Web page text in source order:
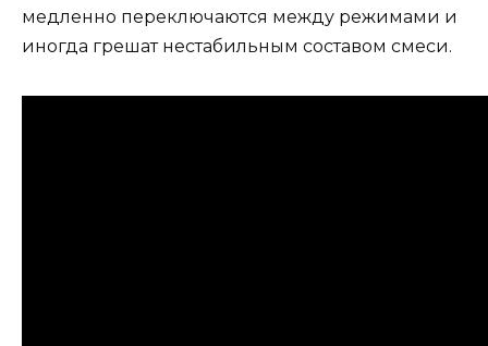
медленно переключаются между режимами и
иногда грешат нестабильным составом смеси.